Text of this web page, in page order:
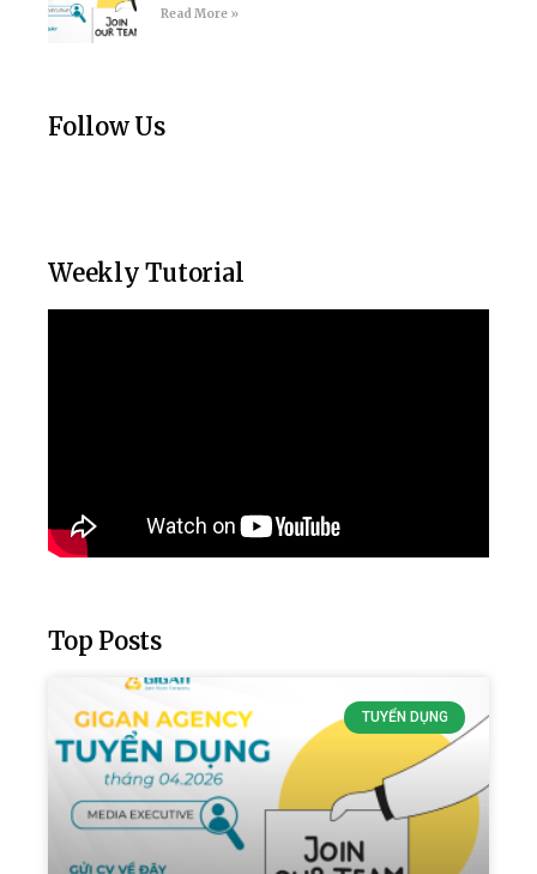
Read More »
Follow Us
Weekly Tutorial
Top Posts
TUYỂN DỤNG